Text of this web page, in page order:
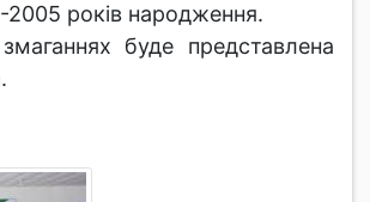
2005 років народження.
буде представлена